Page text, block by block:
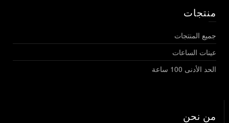
منتجات
جميع المنتجات
عينات الساعات
الحد الأدنى 100 ساعة
من نحن